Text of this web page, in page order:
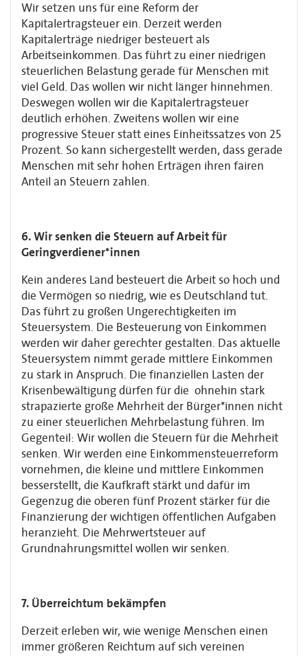
Wir setzen uns für eine Reform der
Kapitalertragsteuer ein. Derzeit werden
Kapitalerträge niedriger besteuert als
Arbeitseinkommen. Das führt zu einer niedrigen
steuerlichen Belastung gerade für Menschen mit
viel Geld. Das wollen wir nicht länger hinnehmen.
Deswegen wollen wir die Kapitalertragsteuer
deutlich erhöhen. Zweitens wollen wir eine
progressive Steuer statt eines Einheitssatzes von 25
Prozent. So kann sichergestellt werden, dass gerade
Menschen mit sehr hohen Erträgen ihren fairen
Anteil an Steuern zahlen.
6. Wir senken die Steuern auf Arbeit für
Geringverdiener*innen
Kein anderes Land besteuert die Arbeit so hoch und
die Vermögen so niedrig, wie es Deutschland tut.
Das führt zu großen Ungerechtigkeiten im
Steuersystem. Die Besteuerung von Einkommen
werden wir daher gerechter gestalten. Das aktuelle
Steuersystem nimmt gerade mittlere Einkommen
zu stark in Anspruch. Die finanziellen Lasten der
Krisenbewältigung dürfen für die ohnehin stark
strapazierte große Mehrheit der Bürger*innen nicht
zu einer steuerlichen Mehrbelastung führen. Im
Gegenteil: Wir wollen die Steuern für die Mehrheit
senken. Wir werden eine Einkommensteuerreform
vornehmen, die kleine und mittlere Einkommen
besserstellt, die Kaufkraft stärkt und dafür im
Gegenzug die oberen fünf Prozent stärker für die
Finanzierung der wichtigen öffentlichen Aufgaben
heranzieht. Die Mehrwertsteuer auf
Grundnahrungsmittel wollen wir senken.
7. Überreichtum bekämpfen
Derzeit erleben wir, wie wenige Menschen einen
immer größeren Reichtum auf sich vereinen